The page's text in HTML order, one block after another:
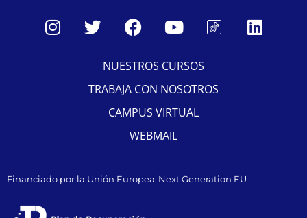
NUESTROS CURSOS
TRABAJA CON NOSOTROS
CAMPUS VIRTUAL
WEBMAIL
Financiado por la Unión Europea-Next Generation EU